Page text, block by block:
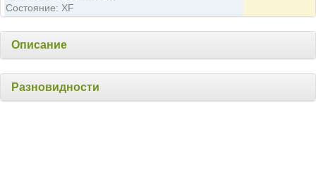
Состояние: XF
Описание
Разновидности